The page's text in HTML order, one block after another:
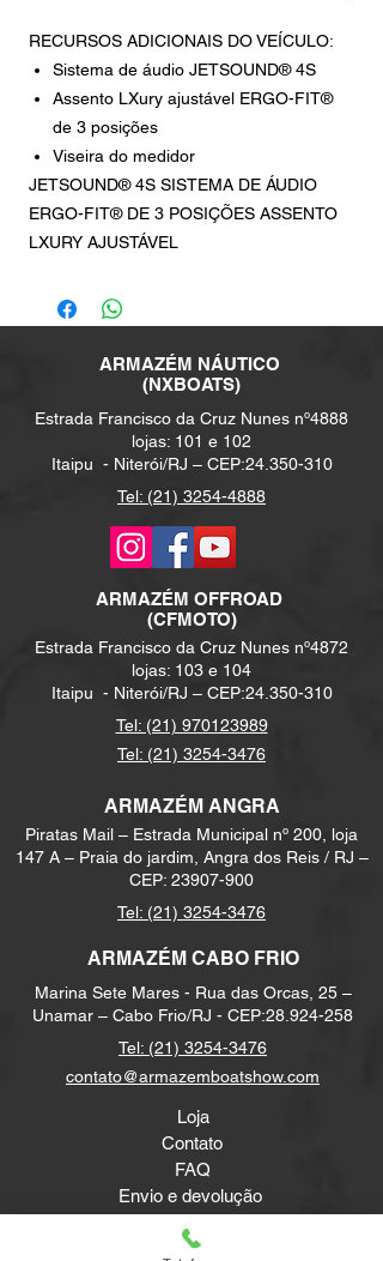
RECURSOS ADICIONAIS DO VEÍCULO:
Sistema de áudio JETSOUND® 4S
Assento LXury ajustável ERGO-FIT®
de 3 posições
Viseira do medidor
JETSOUND® 4S SISTEMA DE ÁUDIO
ERGO-FIT® DE 3 POSIÇÕES ASSENTO
LXURY AJUSTÁVEL
ARMAZÉM NÁUTICO
(NXBOATS)
Estrada Francisco da Cruz Nunes nº4888
lojas: 101 e 102
Itaipu - Niterói/RJ – CEP:24.350-310
Tel: (21) 3254-4888
ARMAZÉM OFFROAD
(CFMOTO)
Estrada Francisco da Cruz Nunes nº4872
lojas: 103 e 104
Itaipu - Niterói/RJ – CEP:24.350-310
Tel: (21) 970123989
Tel: (21) 3254-3476
ARMAZÉM ANGRA
Piratas Mail – Estrada Municipal nº 200, loja
147 A – Praia do jardim, Angra dos Reis / RJ –
CEP: 23907-900
Tel: (21) 3254-3476
ARMAZÉM CABO FRIO
Marina Sete Mares - Rua das Orcas, 25 –
Unamar – Cabo Frio/RJ - CEP:28.924-258
Tel: (21) 3254-3476
contato@armazemboatshow.com
Loja
Contato
FAQ
Envio e devolução
Métodos de pagamento